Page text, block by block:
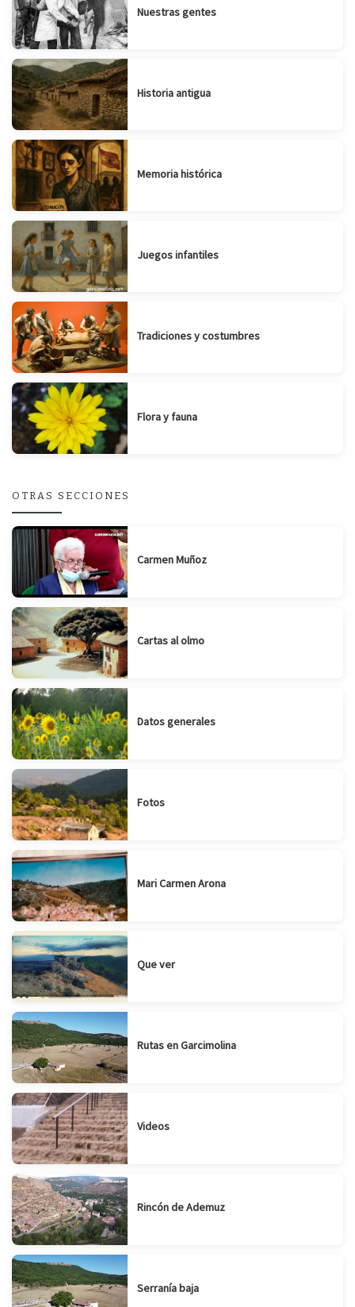
Nuestras gentes
Historia antigua
Memoria histórica
Juegos infantiles
Tradiciones y costumbres
Flora y fauna
OTRAS SECCIONES
Carmen Muñoz
Cartas al olmo
Datos generales
Fotos
Mari Carmen Arona
Que ver
Rutas en Garcimolina
Videos
Rincón de Ademuz
Serranía baja